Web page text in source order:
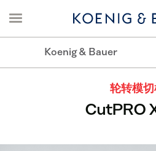
Koenig & Bauer
轮转模
CutPRO